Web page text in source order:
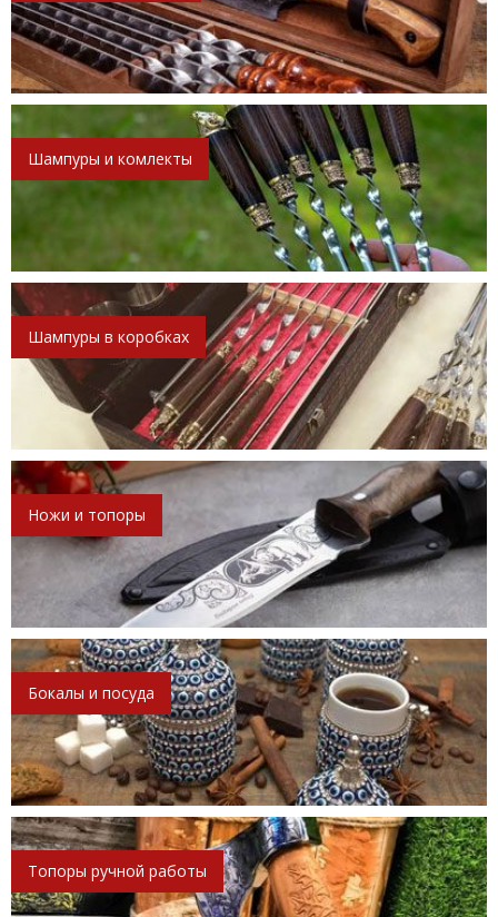
Шампуры и комлекты
Шампуры в коробках
Ножи и топоры
Бокалы и посуда
Топоры ручной работы